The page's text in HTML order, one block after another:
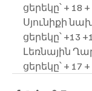
ցերեկը՝ + 18 +
Սյունիքի
ցերեկը՝ +13
Լեռնային
ցերեկը՝ + 17 +